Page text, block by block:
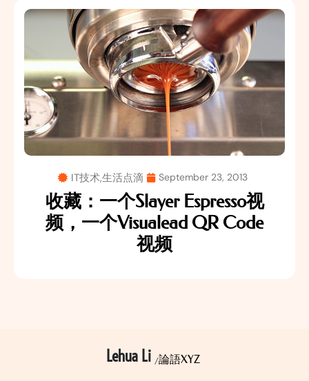
IT技术,生活点滴 September 23, 2013
收藏：一个Slayer Espresso视
频，一个Visualead QR Code
视频
Lehua Li 論語XYZ